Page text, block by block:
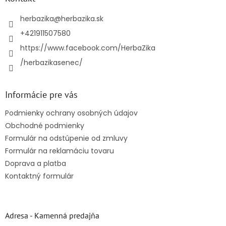
herbazika@herbazika.sk
+421911507580
https://www.facebook.com/HerbaZika
/herbazikasenec/
Informácie pre vás
Podmienky ochrany osobných údajov
Obchodné podmienky
Formulár na odstúpenie od zmluvy
Formulár na reklamáciu tovaru
Doprava a platba
Kontaktný formulár
Adresa - Kamenná predajňa